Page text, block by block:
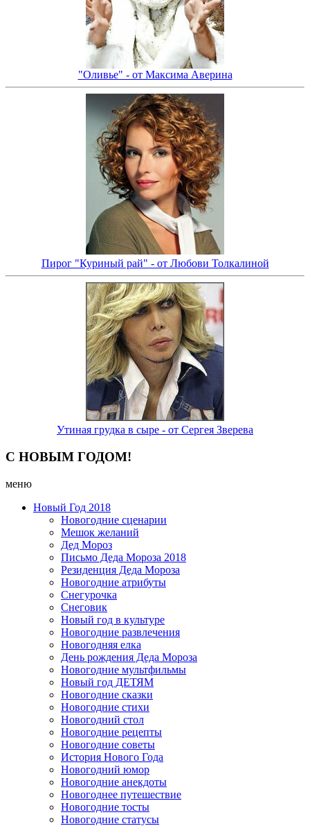
"Оливье" - от Максима Аверина
Пирог "Куриный рай" - от Любови Толкалиной
Утиная грудка в сыре - от Сергея Зверева
С НОВЫМ ГОДОМ!
меню
Новый Год 2018
Новогодние сценарии
Мешок желаний
Дед Мороз
Письмо Деда Мороза 2018
Резиденция Деда Мороза
Новогодние атрибуты
Снегурочка
Снеговик
Новый год в культуре
Новогодние развлечения
Новогодняя елка
День рождения Деда Мороза
Новогодние мультфильмы
Новый год ДЕТЯМ
Новогодние сказки
Новогодние стихи
Новогодний стол
Новогодние рецепты
Новогодние советы
История Нового Года
Новогодний юмор
Новогодние анекдоты
Новогоднее путешествие
Новогодние тосты
Новогодние статусы